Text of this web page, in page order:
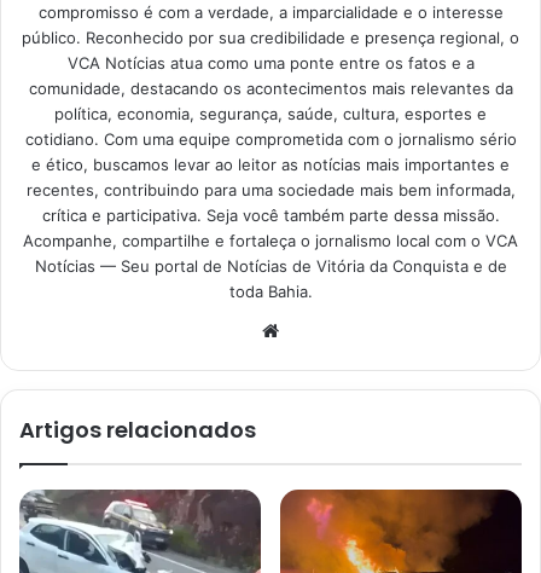
compromisso é com a verdade, a imparcialidade e o interesse
público. Reconhecido por sua credibilidade e presença regional, o
VCA Notícias atua como uma ponte entre os fatos e a
comunidade, destacando os acontecimentos mais relevantes da
política, economia, segurança, saúde, cultura, esportes e
cotidiano. Com uma equipe comprometida com o jornalismo sério
e ético, buscamos levar ao leitor as notícias mais importantes e
recentes, contribuindo para uma sociedade mais bem informada,
crítica e participativa. Seja você também parte dessa missão.
Acompanhe, compartilhe e fortaleça o jornalismo local com o VCA
Notícias — Seu portal de Notícias de Vitória da Conquista e de
toda Bahia.
Artigos relacionados